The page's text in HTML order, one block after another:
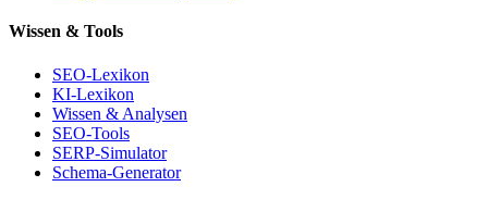
Wissen & Tools
SEO-Lexikon
KI-Lexikon
Wissen & Analysen
SEO-Tools
SERP-Simulator
Schema-Generator